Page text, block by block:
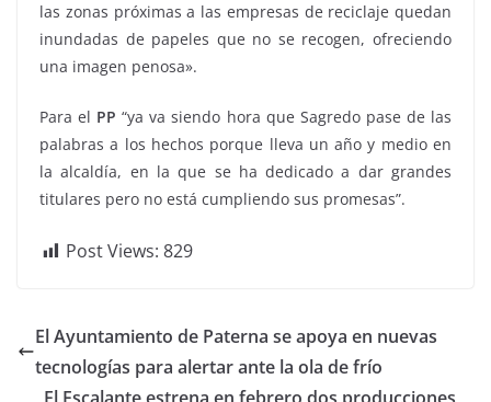
las zonas próximas a las empresas de reciclaje quedan
inundadas de papeles que no se recogen, ofreciendo
una imagen penosa».
Para el PP “ya va siendo hora que Sagredo pase de las
palabras a los hechos porque lleva un año y medio en
la alcaldía, en la que se ha dedicado a dar grandes
titulares pero no está cumpliendo sus promesas”.
Post Views: 829
El Ayuntamiento de Paterna se apoya en nuevas
tecnologías para alertar ante la ola de frío